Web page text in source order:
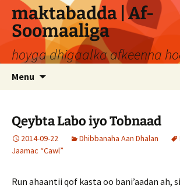
Skip
content
maktabadda | Af-
Soomaaliga
hoyga dhigaalka afkeenna
Menu
Qeybta Labo iyo Tobnaad
2014-09-22 Dhibbanaha Aan Dhalan
Jaamac “Cawl”
Run ahaantii qof kasta oo bani’aadan ah,